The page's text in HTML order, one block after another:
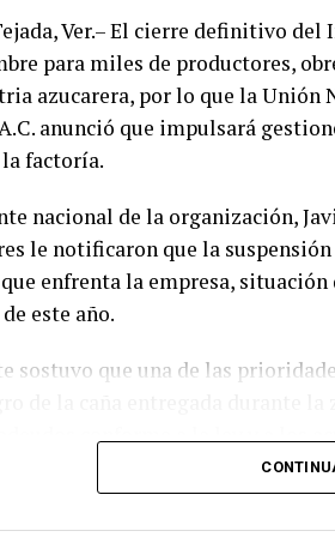
Ver.– El cierre definitivo del
para miles de productores,
azucarera, por lo que la Unión
anunció que impulsará
factoría.
nacional de la organización,
le notificaron que la
enfrenta la empresa,
este año.
sostuvo que una de las
conforme a la ley y a los
San Pedro abastecía entre 17 mil
de alrededor de siete mil